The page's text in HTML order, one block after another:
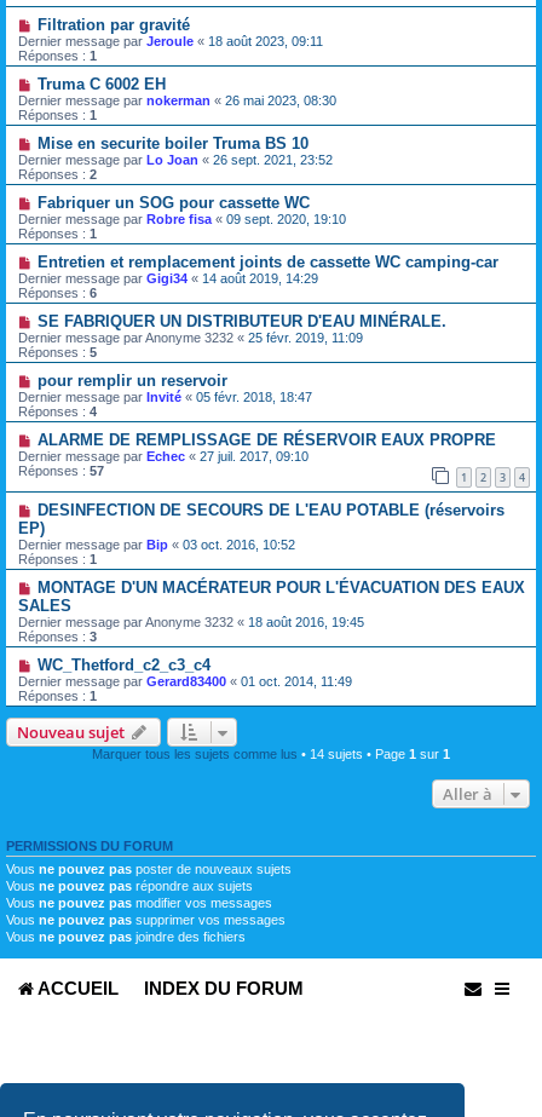
Filtration par gravité
Dernier message par Jeroule « 18 août 2023, 09:11
Réponses : 1
Truma C 6002 EH
Dernier message par nokerman « 26 mai 2023, 08:30
Réponses : 1
Mise en securite boiler Truma BS 10
Dernier message par Lo Joan « 26 sept. 2021, 23:52
Réponses : 2
Fabriquer un SOG pour cassette WC
Dernier message par Robre fisa « 09 sept. 2020, 19:10
Réponses : 1
Entretien et remplacement joints de cassette WC camping-car
Dernier message par Gigi34 « 14 août 2019, 14:29
Réponses : 6
SE FABRIQUER UN DISTRIBUTEUR D'EAU MINÉRALE.
Dernier message parAnonyme 3232 « 25 févr. 2019, 11:09
Réponses : 5
pour remplir un reservoir
Dernier message par Invité « 05 févr. 2018, 18:47
Réponses : 4
ALARME DE REMPLISSAGE DE RÉSERVOIR EAUX PROPRE
Dernier message par Echec « 27 juil. 2017, 09:10
Réponses : 57 1 2 3 4
DESINFECTION DE SECOURS DE L'EAU POTABLE (réservoirs
EP)
Dernier message par Bip « 03 oct. 2016, 10:52
Réponses : 1
MONTAGE D'UN MACÉRATEUR POUR L'ÉVACUATION DES EAUX
SALES
Dernier message parAnonyme 3232 « 18 août 2016, 19:45
Réponses : 3
WC_Thetford_c2_c3_c4
Dernier message par Gerard83400 « 01 oct. 2014, 11:49
Réponses : 1
Nouveau sujet
Marquer tous les sujets comme lus • 14 sujets • Page 1 sur 1
Aller à
PERMISSIONS DU FORUM
Vous ne pouvez pas poster de nouveaux sujets
Vous ne pouvez pas répondre aux sujets
Vous ne pouvez pas modifier vos messages
Vous ne pouvez pas supprimer vos messages
Vous ne pouvez pas joindre des fichiers
ACCUEIL INDEX DU FORUM